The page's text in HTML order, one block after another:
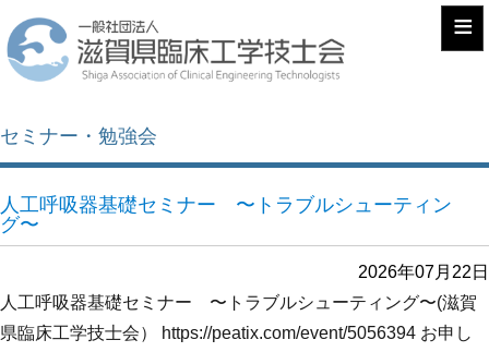
≡
セミナー・勉強会
人工呼吸器基礎セミナー 〜トラブルシューティン
グ〜
2026年07月22日
人工呼吸器基礎セミナー 〜トラブルシューティング〜(滋賀
県臨床工学技士会） https://peatix.com/event/5056394 お申し